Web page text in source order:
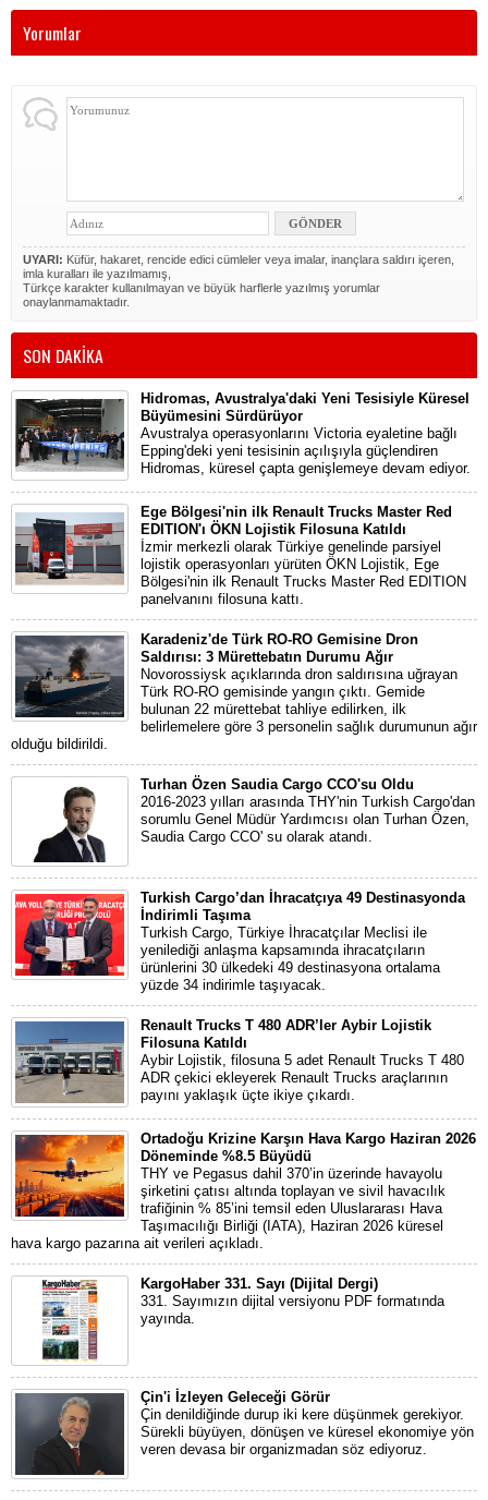
Yorumlar
UYARI: Küfür, hakaret, rencide edici cümleler veya imalar, inançlara saldırı içeren,
imla kuralları ile yazılmamış,
Türkçe karakter kullanılmayan ve büyük harflerle yazılmış yorumlar
onaylanmamaktadır.
SON DAKİKA
Hidromas, Avustralya'daki Yeni Tesisiyle Küresel
Büyümesini Sürdürüyor
Avustralya operasyonlarını Victoria eyaletine bağlı
Epping'deki yeni tesisinin açılışıyla güçlendiren
Hidromas, küresel çapta genişlemeye devam ediyor.
Ege Bölgesi'nin ilk Renault Trucks Master Red
EDITION'ı ÖKN Lojistik Filosuna Katıldı
İzmir merkezli olarak Türkiye genelinde parsiyel
lojistik operasyonları yürüten ÖKN Lojistik, Ege
Bölgesi'nin ilk Renault Trucks Master Red EDITION
panelvanını filosuna kattı.
Karadeniz'de Türk RO-RO Gemisine Dron
Saldırısı: 3 Mürettebatın Durumu Ağır
Novorossiysk açıklarında dron saldırısına uğrayan
Türk RO-RO gemisinde yangın çıktı. Gemide
bulunan 22 mürettebat tahliye edilirken, ilk
belirlemelere göre 3 personelin sağlık durumunun ağır
olduğu bildirildi.
Turhan Özen Saudia Cargo CCO'su Oldu
2016-2023 yılları arasında THY'nin Turkish Cargo'dan
sorumlu Genel Müdür Yardımcısı olan Turhan Özen,
Saudia Cargo CCO' su olarak atandı.
Turkish Cargo’dan İhracatçıya 49 Destinasyonda
İndirimli Taşıma
Turkish Cargo, Türkiye İhracatçılar Meclisi ile
yenilediği anlaşma kapsamında ihracatçıların
ürünlerini 30 ülkedeki 49 destinasyona ortalama
yüzde 34 indirimle taşıyacak.
Renault Trucks T 480 ADR’ler Aybir Lojistik
Filosuna Katıldı
Aybir Lojistik, filosuna 5 adet Renault Trucks T 480
ADR çekici ekleyerek Renault Trucks araçlarının
payını yaklaşık üçte ikiye çıkardı.
Ortadoğu Krizine Karşın Hava Kargo Haziran 2026
Döneminde %8.5 Büyüdü
THY ve Pegasus dahil 370’in üzerinde havayolu
şirketini çatısı altında toplayan ve sivil havacılık
trafiğinin % 85’ini temsil eden Uluslararası Hava
Taşımacılığı Birliği (IATA), Haziran 2026 küresel
hava kargo pazarına ait verileri açıkladı.
KargoHaber 331. Sayı (Dijital Dergi)
331. Sayımızın dijital versiyonu PDF formatında
yayında.
Çin'i İzleyen Geleceği Görür
Çin denildiğinde durup iki kere düşünmek gerekiyor.
Sürekli büyüyen, dönüşen ve küresel ekonomiye yön
veren devasa bir organizmadan söz ediyoruz.